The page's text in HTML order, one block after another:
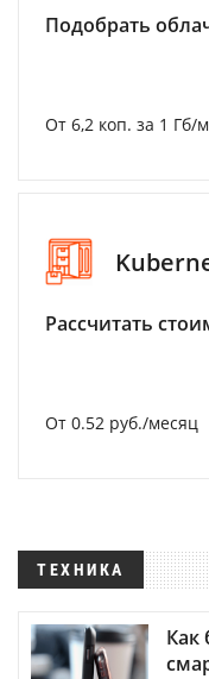
Подобрать
От 6,2 коп. за 1 Гб/
Рассчитать
От 0.52 руб./месяц
ТЕХНИКА
Как